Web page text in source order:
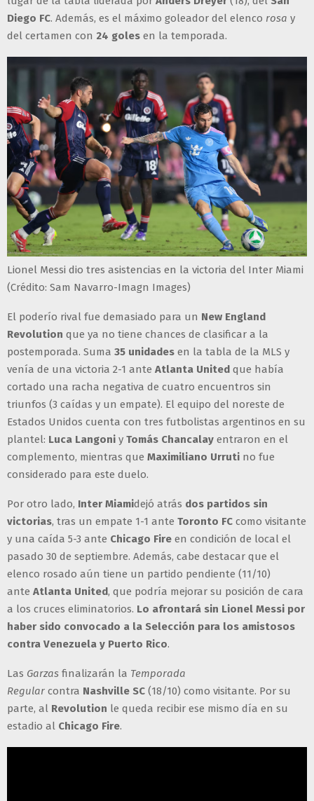
Diego FC. Además, es el máximo goleador del elenco rosa y
del certamen con 24 goles en la temporada.
Lionel Messi dio tres asistencias en la victoria del Inter Miami
(Crédito: Sam Navarro-Imagn Images)
El poderío rival fue demasiado para un New England
Revolution que ya no tiene chances de clasificar a la
postemporada. Suma 35 unidades en la tabla de la MLS y
venía de una victoria 2-1 ante Atlanta United que había
cortado una racha negativa de cuatro encuentros sin
triunfos (3 caídas y un empate). El equipo del noreste de
Estados Unidos cuenta con tres futbolistas argentinos en su
plantel: Luca Langoni y Tomás Chancalay entraron en el
complemento, mientras que Maximiliano Urruti no fue
considerado para este duelo.
Por otro lado, Inter Miamidejó atrás dos partidos sin
victorias, tras un empate 1-1 ante Toronto FC como visitante
y una caída 5-3 ante Chicago Fire en condición de local el
pasado 30 de septiembre. Además, cabe destacar que el
elenco rosado aún tiene un partido pendiente (11/10)
ante Atlanta United, que podría mejorar su posición de cara
a los cruces eliminatorios. Lo afrontará sin Lionel Messi por
haber sido convocado a la Selección para los amistosos
contra Venezuela y Puerto Rico.
Las Garzas finalizarán la Temporada
Regular contra Nashville SC (18/10) como visitante. Por su
parte, al Revolution le queda recibir ese mismo día en su
estadio al Chicago Fire.